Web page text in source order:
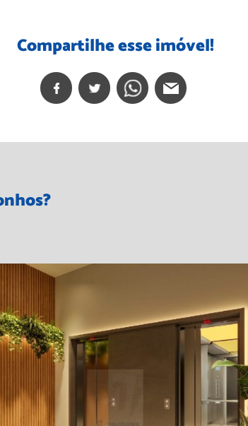
Compartilhe esse imóvel!